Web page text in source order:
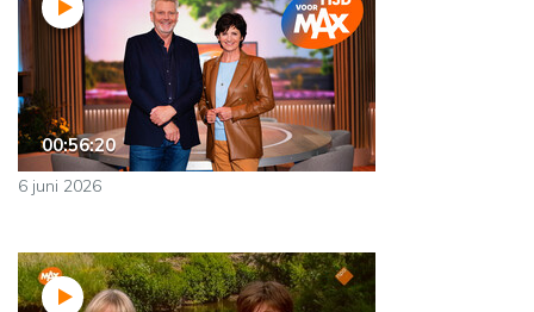
00:56:20
6 juni 2026